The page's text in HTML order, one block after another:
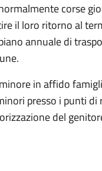
corse
il loro ritorno al
annuale di
in affido
presso i punti
del